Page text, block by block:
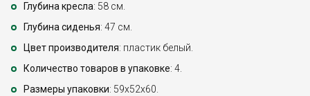
Глубина кресла: 58 см.
Глубина сиденья: 47 см.
Цвет производителя: пластик белый.
Количество товаров в упаковке: 4.
Размеры упаковки: 59x52x60.